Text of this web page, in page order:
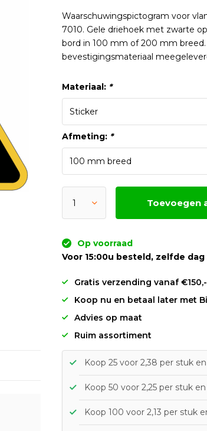
Waarschuwingspictogram voor
7010. Gele driehoek met zwarte
bord in 100 mm of 200 mm
bevestigingsmateriaal
Materiaal: *
Afmeting: *
Toevoegen
Op voorraad
Voor 15:00u besteld, zelfde
Gratis verzending vanaf €150,-
Koop nu en betaal later met
Advies op maat
Ruim assortiment
Koop 25 voor 2,38 per stuk
Koop 50 voor 2,25 per stuk
Koop 100 voor 2,13 per stuk